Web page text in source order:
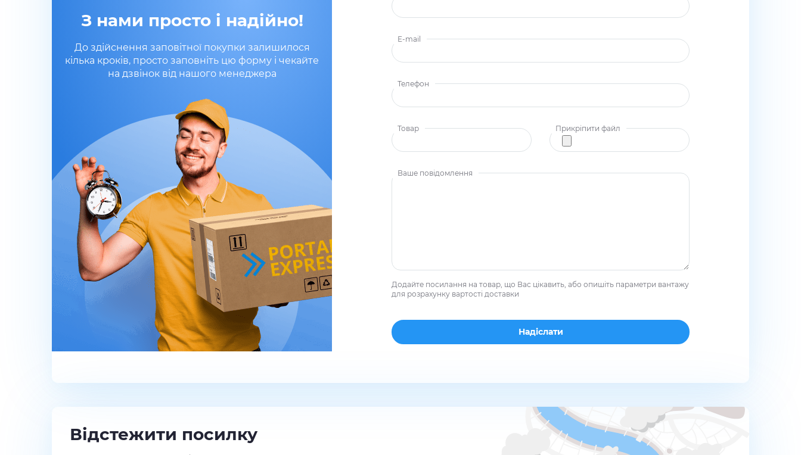
З нами просто і надійно!
До здійснення заповітної покупки залишилося
кілька кроків, просто заповніть цю форму і чекайте
на дзвінок від нашого менеджера
E-mail
Телефон
Товар Прикріпити файл
Ваше повідомлення
Додайте посилання на товар, що Вас цікавить, або опишіть параметри вантажу
для розрахунку вартості доставки
Відстежити посилку